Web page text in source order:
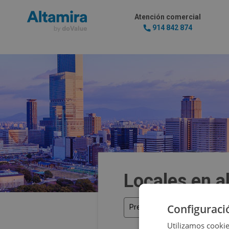
Atención comercial
914 842 874
Locales en
Precio
Utilizamos